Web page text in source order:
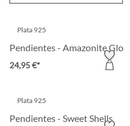
Plata 925
Pendientes - Amazonite Glow
24,95 €*
Plata 925
Pendientes - Sweet Shells